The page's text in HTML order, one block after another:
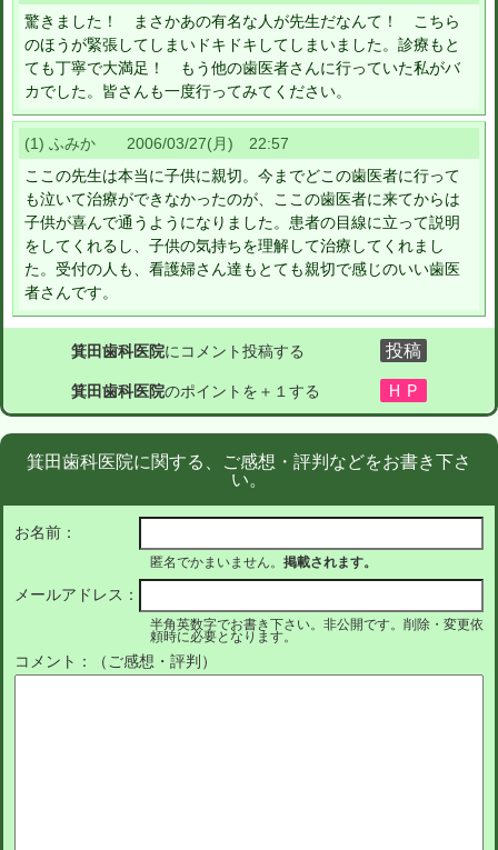
驚きました！ まさかあの有名な人が先生だなんて！ こちら
のほうが緊張してしまいドキドキしてしまいました。診療もと
ても丁寧で大満足！ もう他の歯医者さんに行っていた私がバ
カでした。皆さんも一度行ってみてください。
(1) ふみか 2006/03/27(月) 22:57
ここの先生は本当に子供に親切。今までどこの歯医者に行って
も泣いて治療ができなかったのが、ここの歯医者に来てからは
子供が喜んで通うようになりました。患者の目線に立って説明
をしてくれるし、子供の気持ちを理解して治療してくれまし
た。受付の人も、看護婦さん達もとても親切で感じのいい歯医
者さんです。
箕田歯科医院にコメント投稿する
箕田歯科医院のポイントを＋１する
箕田歯科医院に関する、ご感想・評判などをお書き下さ
い。
お名前：
匿名でかまいません。 掲載されます。
メールアドレス：
半角英数字でお書き下さい。非公開です。削除・変更依
頼時に必要となります。
コメント：（ご感想・評判）